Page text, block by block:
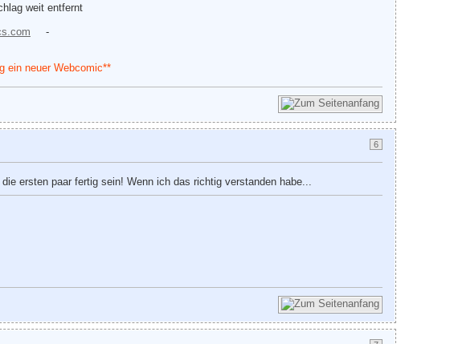
weit entfernt
-
ein neuer Webcomic**
6
ersten paar fertig sein! Wenn ich das richtig verstanden habe...